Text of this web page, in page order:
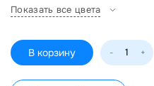
Показать все цвета
В корзину - +